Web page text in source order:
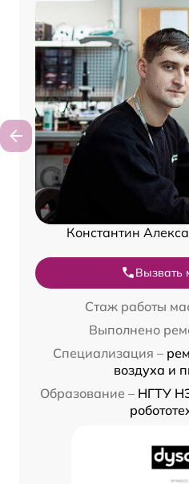
Константин
Вызвать
Стаж работы
Выполнено
Специализация –
воздуха и
Образование – НГТУ